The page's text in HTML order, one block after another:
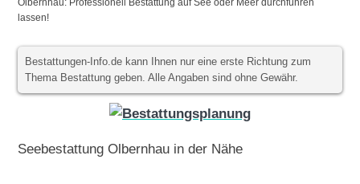
Olbernhau: Professionell Bestattung auf See oder Meer durchführen
lassen!
Bestattungen-Info.de kann Ihnen nur eine erste Richtung zum
Thema Bestattung geben. Alle Angaben sind ohne Gewähr.
Seebestattung Olbernhau in der Nähe